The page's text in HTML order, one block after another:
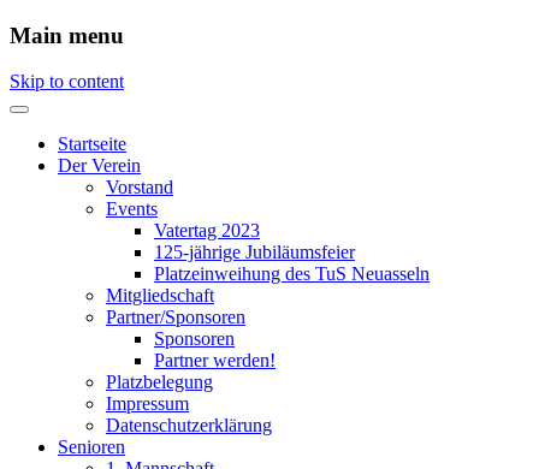
Main menu
Skip to content
Startseite
Der Verein
Vorstand
Events
Vatertag 2023
125-jährige Jubiläumsfeier
Platzeinweihung des TuS Neuasseln
Mitgliedschaft
Partner/Sponsoren
Sponsoren
Partner werden!
Platzbelegung
Impressum
Datenschutzerklärung
Senioren